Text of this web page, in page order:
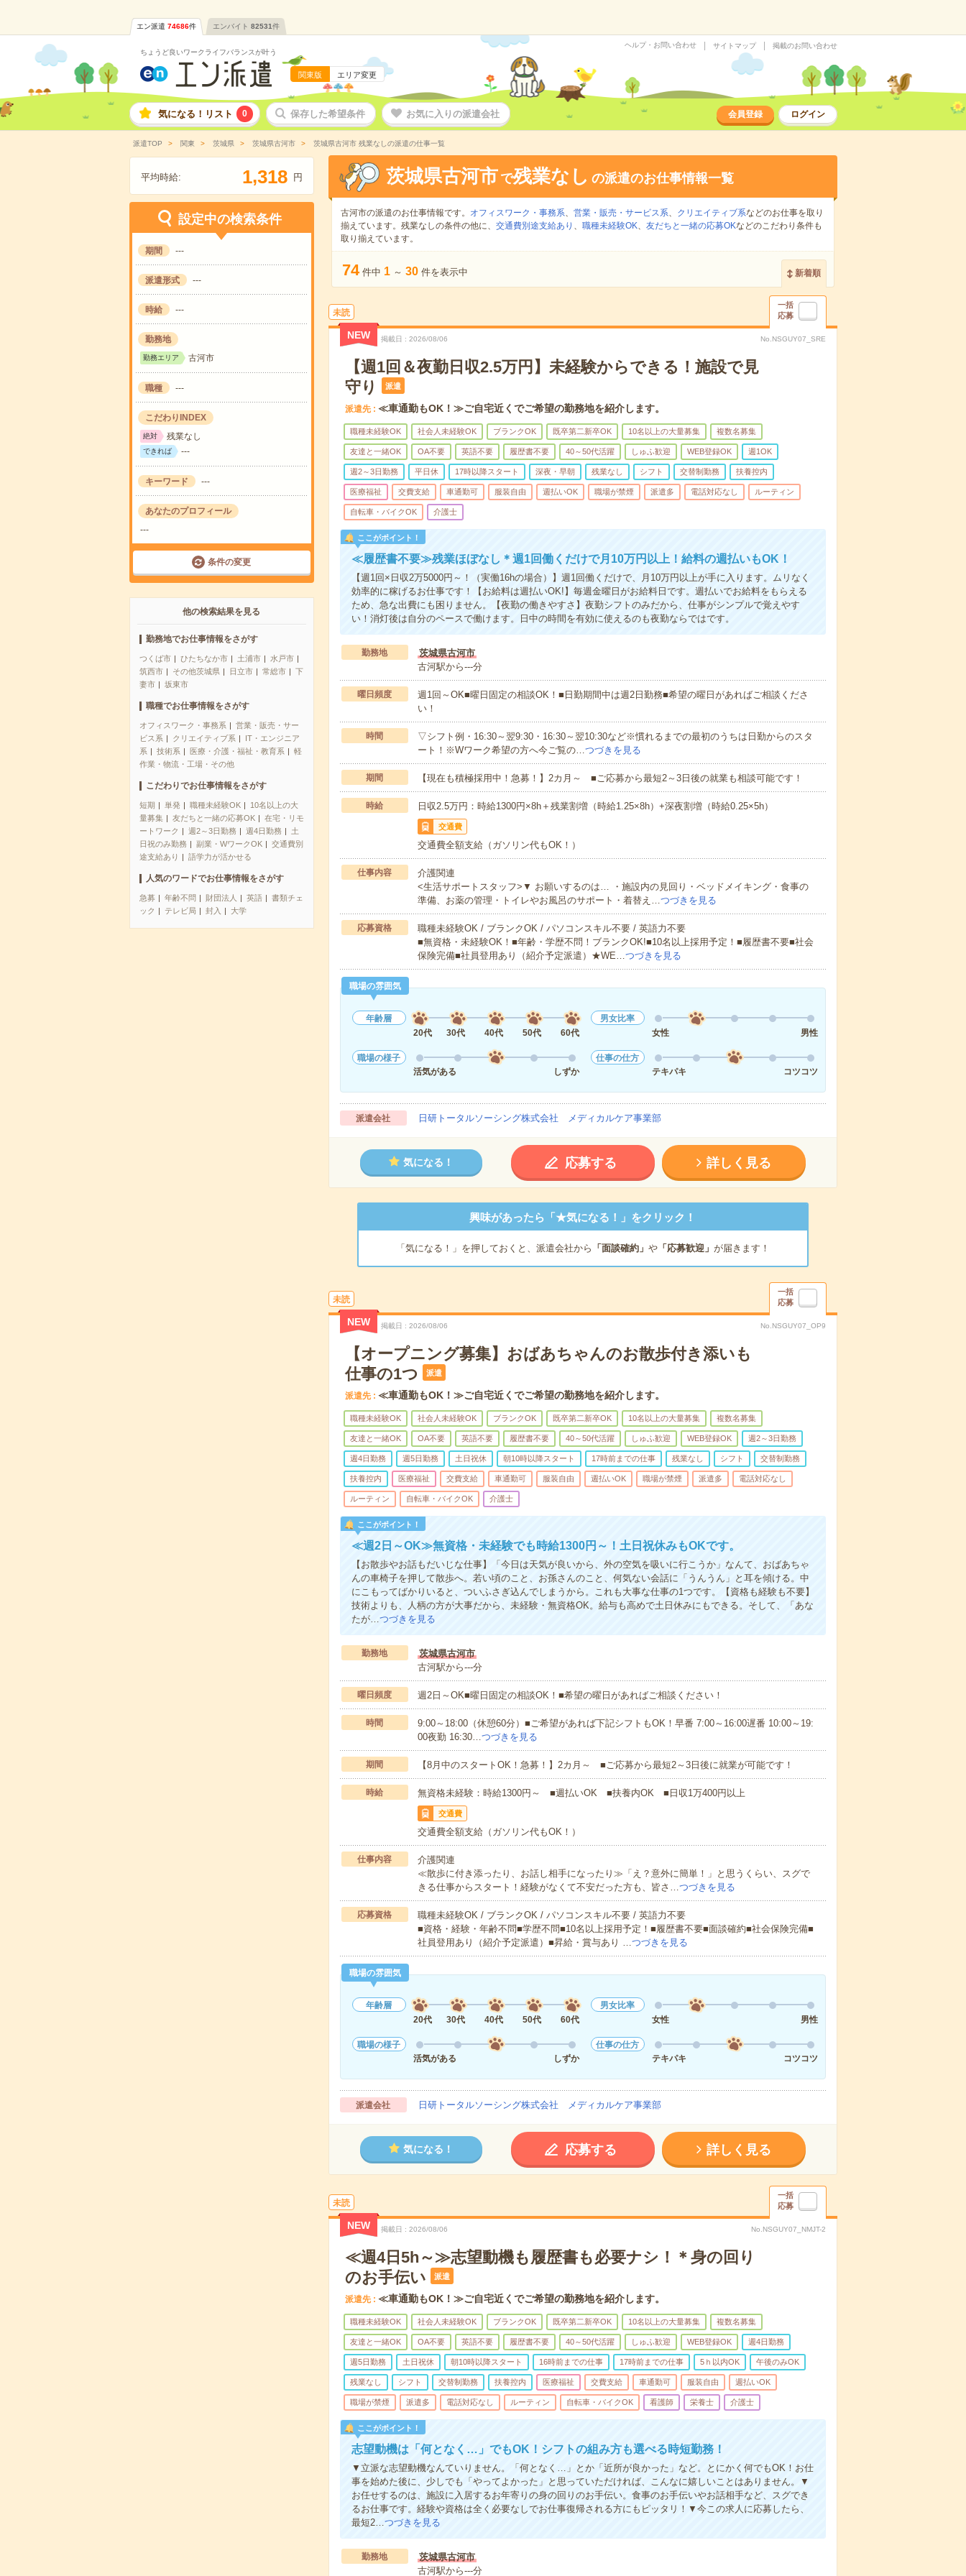
エン派遣 74686件 エンバイト 82531件
ちょうど良いワークライフバランスが叶う
関東版 エリア変更
ヘルプ・お問い合わせ サイトマップ 掲載のお問い合わせ
気になる！リスト 0 保存した希望条件 お気に入りの派遣会社 会員登録 ログイン
派遣TOP 関東 茨城県 茨城県古河市 茨城県古河市 残業なしの派遣の仕事一覧
平均時給: 1,318 円
設定中の検索条件
期間 ---
派遣形式 ---
時給 ---
勤務地
勤務エリア 古河市
職種 ---
こだわりINDEX
絶対 残業なし
できれば ---
キーワード ---
あなたのプロフィール
---
条件の変更
他の検索結果を見る
勤務地でお仕事情報をさがす
つくば市 ひたちなか市 土浦市
水戸市
筑西市
その他茨城県 日立市 常総市
下
妻市
坂東市
職種でお仕事情報をさがす
オフィスワーク・事務系
営業・販売・サー
ビス系
クリエイティブ系
IT・エンジニア
系
技術系 医療・介護・福祉・教育系
軽
作業・物流・工場・その他
こだわりでお仕事情報をさがす
短期 単発 職種未経験OK
10名以上の大
量募集
友だちと一緒の応募OK
在宅・リモ
ートワーク
週2～3日勤務 週4日勤務
土
日祝のみ勤務
副業・WワークOK
交通費別
途支給あり
語学力が活かせる
人気のワードでお仕事情報をさがす
急募 年齢不問 財団法人 英語
書類チェ
ック
テレビ局 封入 大学
茨城県古河市 で残業なし の派遣のお仕事情報一覧
古河市の派遣のお仕事情報です。 オフィスワーク・事務系、 営業・販売・サービス系、 クリエイティブ系などのお仕事を取り
揃えています。残業なしの条件の他に、 交通費別途支給あり 、 職種未経験OK、 友だちと一緒の応募OKなどのこだわり条件も
取り揃えています。
74 件中 1 ～ 30 件を表示中 新着順
未読
一括
応募
NEW 掲載日 2026/08/06 No.NSGUY07_SRE
【週1回＆夜勤日収2.5万円】未経験からできる！施設で見
守り
派遣
派遣先 ≪車通勤もOK！≫ご自宅近くでご希望の勤務地を紹介します。
職種未経験OK 社会人未経験OK ブランクOK 既卒第二新卒OK 10名以上の大量募集 複数名募集
友達と一緒OK OA不要 英語不要 履歴書不要 40～50代活躍 しゅふ歓迎 WEB登録OK 週1OK
週2～3日勤務 平日休 17時以降スタート 深夜・早朝 残業なし シフト 交替制勤務 扶養控内
医療福祉 交費支給 車通勤可 服装自由 週払いOK 職場が禁煙 派遣多 電話対応なし ルーティン
自転車・バイクOK 介護士
ここがポイント！
≪履歴書不要≫残業ほぼなし＊週1回働くだけで月10万円以上！給料の週払いもOK！
【週1回×日収2万5000円～！（実働16hの場合）】週1回働くだけで、月10万円以上が手に入ります。ムリなく
効率的に稼げるお仕事です！【お給料は週払いOK!】毎週金曜日がお給料日です。週払いでお給料をもらえる
ため、急な出費にも困りません。【夜勤の働きやすさ】夜勤シフトのみだから、仕事がシンプルで覚えやす
い！消灯後は自分のペースで働けます。日中の時間を有効に使えるのも夜勤ならではです。
勤務地
茨城県古河市
古河駅から---分
曜日頻度
週1回～OK■曜日固定の相談OK！■日勤期間中は週2日勤務■希望の曜日があればご相談くださ
い！
時間
▽シフト例・16:30～翌9:30・16:30～翌10:30など※慣れるまでの最初のうちは日勤からのスタ
ート！※Wワーク希望の方へ今ご覧の…つづきを見る
期間 【現在も積極採用中！急募！】2カ月～ ■ご応募から最短2～3日後の就業も相談可能です！
時給 日収2.5万円：時給1300円×8h＋残業割増（時給1.25×8h）+深夜割増（時給0.25×5h）
交通費
交通費全額支給（ガソリン代もOK！）
仕事内容
介護関連
<生活サポートスタッフ>▼ お願いするのは… ・施設内の見回り・ベッドメイキング・食事の
準備、お薬の管理・トイレやお風呂のサポート・着替え…つづきを見る
応募資格
職種未経験OK / ブランクOK / パソコンスキル不要 / 英語力不要
■無資格・未経験OK！■年齢・学歴不問！ブランクOK!■10名以上採用予定！■履歴書不要■社会
保険完備■社員登用あり（紹介予定派遣）★WE…つづきを見る
職場の雰囲気
年齢層
20代
30代 40代 50代 60代
男女比率
女性
男性
職場の様子
活気がある
しずか
仕事の仕方
テキパキ
コツコツ
派遣会社 日研トータルソーシング株式会社 メディカルケア事業部
気になる！ 応募する 詳しく見る
興味があったら「★気になる！」をクリック！
「気になる！」を押しておくと、派遣会社から 「面談確約」 や「応募歓迎」 が届きます！
未読
一括
応募
NEW 掲載日 2026/08/06 No.NSGUY07_OP9
【オープニング募集】おばあちゃんのお散歩付き添いも
仕事の1つ
派遣
派遣先 ≪車通勤もOK！≫ご自宅近くでご希望の勤務地を紹介します。
職種未経験OK 社会人未経験OK ブランクOK 既卒第二新卒OK 10名以上の大量募集 複数名募集
友達と一緒OK OA不要 英語不要 履歴書不要 40～50代活躍 しゅふ歓迎 WEB登録OK 週2～3日勤務
週4日勤務 週5日勤務 土日祝休 朝10時以降スタート 17時前までの仕事 残業なし シフト 交替制勤務
扶養控内 医療福祉 交費支給 車通勤可 服装自由 週払いOK 職場が禁煙 派遣多 電話対応なし
ルーティン 自転車・バイクOK 介護士
ここがポイント！
≪週2日～OK≫無資格・未経験でも時給1300円～！土日祝休みもOKです。
【お散歩やお話もだいじな仕事】「今日は天気が良いから、外の空気を吸いに行こうか」なんて、おばあちゃ
んの車椅子を押して散歩へ。若い頃のこと、お孫さんのこと、何気ない会話に「うんうん」と耳を傾ける。中
にこもってばかりいると、ついふさぎ込んでしまうから。これも大事な仕事の1つです。【資格も経験も不要】
技術よりも、人柄の方が大事だから、未経験・無資格OK。給与も高めで土日休みにもできる。そして、「あな
たが…つづきを見る
勤務地
茨城県古河市
古河駅から---分
曜日頻度 週2日～OK■曜日固定の相談OK！■希望の曜日があればご相談ください！
時間
9:00～18:00（休憩60分）■ご希望があれば下記シフトもOK！早番 7:00～16:00遅番 10:00～19:
00夜勤 16:30…つづきを見る
期間 【8月中のスタートOK！急募！】2カ月～ ■ご応募から最短2～3日後に就業が可能です！
時給 無資格未経験：時給1300円～ ■週払いOK ■扶養内OK ■日収1万400円以上
交通費
交通費全額支給（ガソリン代もOK！）
仕事内容
介護関連
≪散歩に付き添ったり、お話し相手になったり≫「え？意外に簡単！」と思うくらい、スグで
きる仕事からスタート！経験がなくて不安だった方も、皆さ…つづきを見る
応募資格
職種未経験OK / ブランクOK / パソコンスキル不要 / 英語力不要
■資格・経験・年齢不問■学歴不問■10名以上採用予定！■履歴書不要■面談確約■社会保険完備■
社員登用あり（紹介予定派遣）■昇給・賞与あり …つづきを見る
職場の雰囲気
年齢層
20代
30代 40代 50代 60代
男女比率
女性
男性
職場の様子
活気がある
しずか
仕事の仕方
テキパキ
コツコツ
派遣会社 日研トータルソーシング株式会社 メディカルケア事業部
気になる！ 応募する 詳しく見る
未読
一括
応募
NEW 掲載日 2026/08/06 No.NSGUY07_NMJT-2
≪週4日5h～≫志望動機も履歴書も必要ナシ！＊身の回り
のお手伝い
派遣
派遣先 ≪車通勤もOK！≫ご自宅近くでご希望の勤務地を紹介します。
職種未経験OK 社会人未経験OK ブランクOK 既卒第二新卒OK 10名以上の大量募集 複数名募集
友達と一緒OK OA不要 英語不要 履歴書不要 40～50代活躍 しゅふ歓迎 WEB登録OK 週4日勤務
週5日勤務 土日祝休 朝10時以降スタート 16時前までの仕事 17時前までの仕事 5ｈ以内OK 午後のみOK
残業なし シフト 交替制勤務 扶養控内 医療福祉 交費支給 車通勤可 服装自由 週払いOK
職場が禁煙 派遣多 電話対応なし ルーティン 自転車・バイクOK 看護師 栄養士 介護士
ここがポイント！
志望動機は「何となく…」でもOK！シフトの組み方も選べる時短勤務！
▼立派な志望動機なんていりません。「何となく…」とか「近所が良かった」など。とにかく何でもOK！お仕
事を始めた後に、少しでも「やってよかった」と思っていただければ、こんなに嬉しいことはありません。▼
お任せするのは、施設に入居するお年寄りの身の回りのお手伝い。食事のお手伝いやお話相手など、スグでき
るお仕事です。経験や資格は全く必要なしでお仕事復帰される方にもピッタリ！▼今この求人に応募したら、
最短2…つづきを見る
勤務地
茨城県古河市
古河駅から---分